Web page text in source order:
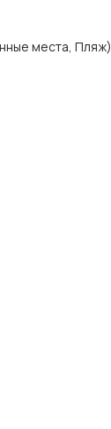
места, Пляж)